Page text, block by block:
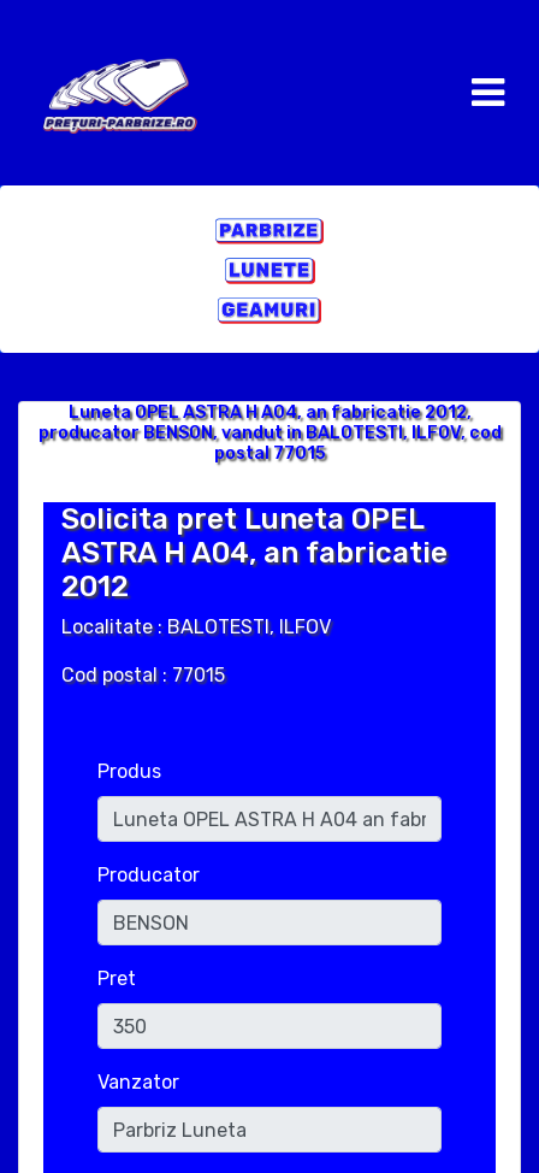
Luneta OPEL ASTRA H A04, an fabricatie 2012,
producator BENSON, vandut in BALOTESTI, ILFOV, cod
postal 77015
Solicita pret Luneta OPEL
ASTRA H A04, an fabricatie
2012
Localitate : BALOTESTI, ILFOV
Cod postal : 77015
Produs
Producator
Pret
Vanzator